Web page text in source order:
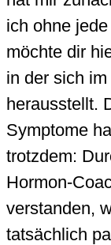
ich ohne
möchte dir
in der sich
herausstellt.
Symptome
trotzdem:
Hormon-
verstanden,
tatsächlich